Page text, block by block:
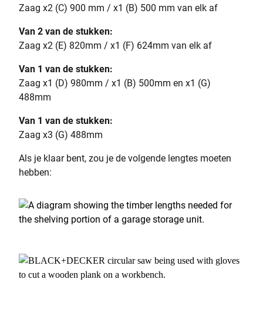
Zaag x2 (C) 900 mm / x1 (B) 500 mm van elk af
Van 2 van de stukken:
Zaag x2 (E) 820mm / x1 (F) 624mm van elk af
Van 1 van de stukken:
Zaag x1 (D) 980mm / x1 (B) 500mm en x1 (G)
488mm
Van 1 van de stukken:
Zaag x3 (G) 488mm
Als je klaar bent, zou je de volgende lengtes moeten
hebben: